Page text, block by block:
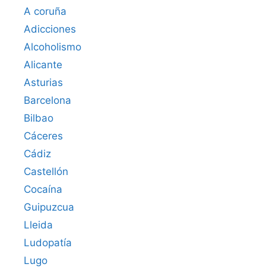
A coruña
Adicciones
Alcoholismo
Alicante
Asturias
Barcelona
Bilbao
Cáceres‎
Cádiz
Castellón
Cocaína
Guipuzcua
Lleida
Ludopatía
Lugo